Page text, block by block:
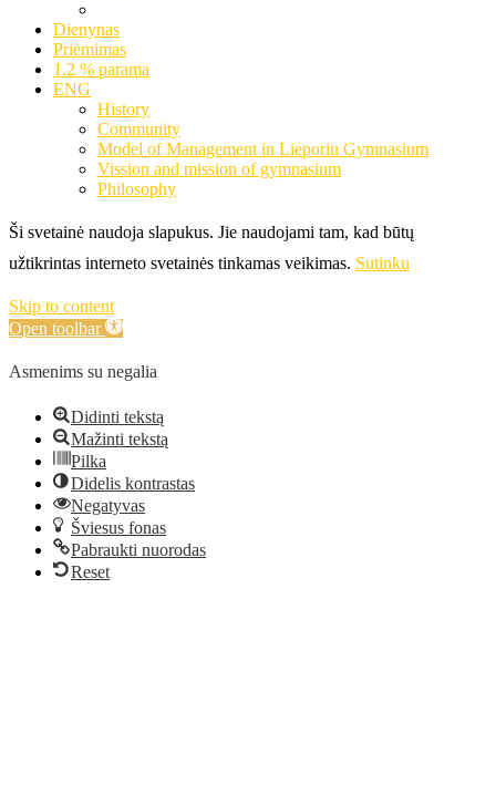
Dienynas
Priėmimas
1.2 % parama
ENG
History
Community
Model of Management in Lieporiu Gymnasium
Vission and mission of gymnasium
Philosophy
Ši svetainė naudoja slapukus. Jie naudojami tam, kad būtų
užtikrintas interneto svetainės tinkamas veikimas. Sutinku
Skip to content
Open toolbar
Asmenims su negalia
Didinti tekstą
Mažinti tekstą
Pilka
Didelis kontrastas
Negatyvas
Šviesus fonas
Pabraukti nuorodas
Reset